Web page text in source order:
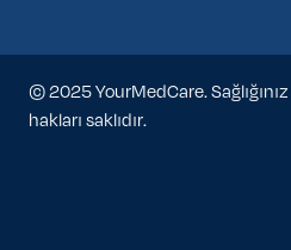
© 2025 YourMedCare.
hakları saklıdır.